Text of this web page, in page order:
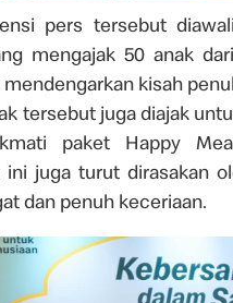
pers tersebut
mengajak 50 anak
mendengarkan kisah
tersebut juga diajak
paket Happy
ini juga turut dirasakan
dan penuh keceriaan.